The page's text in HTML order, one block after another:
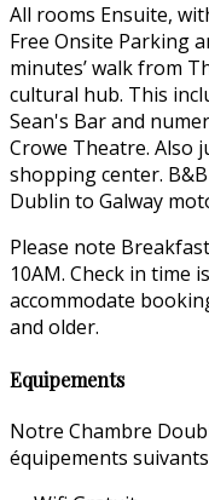
All rooms Ensuite,
Free Onsite Parking
minutes’ walk from
cultural hub. This
Sean's Bar and
Crowe Theatre. Also
shopping center.
Dublin to Galway
Please note
10AM. Check in time
accommodate
and older.
Equipements
Notre Chambre
équipements